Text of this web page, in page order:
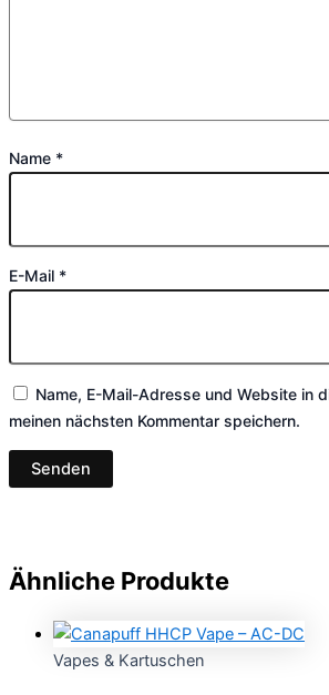
Name *
E-Mail *
Name, E-Mail-Adresse und Website in
meinen nächsten Kommentar speichern.
Ähnliche Produkte
Vapes & Kartuschen